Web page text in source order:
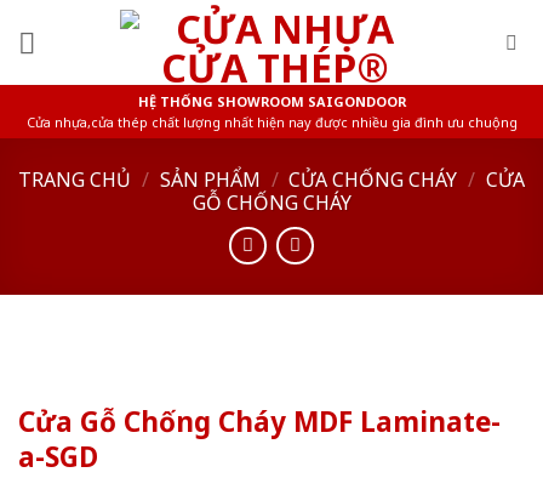
HỆ THỐNG SHOWROOM SAIGONDOOR
Cửa nhựa,cửa thép chất lượng nhất hiện nay được nhiều gia đình ưu chuộng
TRANG CHỦ / SẢN PHẨM / CỬA CHỐNG CHÁY / CỬA
GỖ CHỐNG CHÁY
Cửa Gỗ Chống Cháy MDF Laminate-
a-SGD